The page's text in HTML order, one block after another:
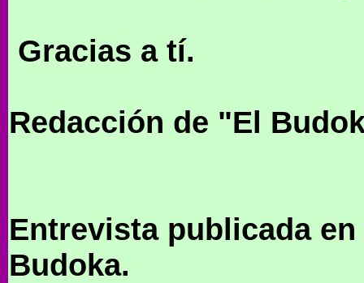
Gracias a tí.
Redacción de "El
Entrevista publicada en
Budoka.